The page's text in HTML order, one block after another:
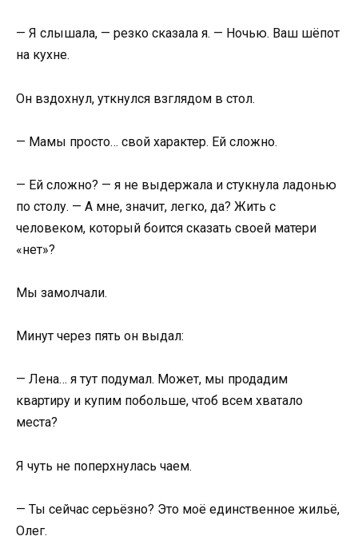
— Я слышала, — резко сказала я. — Ночью. Ваш шёпот
на кухне.
Он вздохнул, уткнулся взглядом в стол.
— Мамы просто… свой характер. Ей сложно.
— Ей сложно? — я не выдержала и стукнула ладонью
по столу. — А мне, значит, легко, да? Жить с
человеком, который боится сказать своей матери
«нет»?
Мы замолчали.
Минут через пять он выдал:
— Лена… я тут подумал. Может, мы продадим
квартиру и купим побольше, чтоб всем хватало
места?
Я чуть не поперхнулась чаем.
— Ты сейчас серьёзно? Это моё единственное жильё,
Олег.